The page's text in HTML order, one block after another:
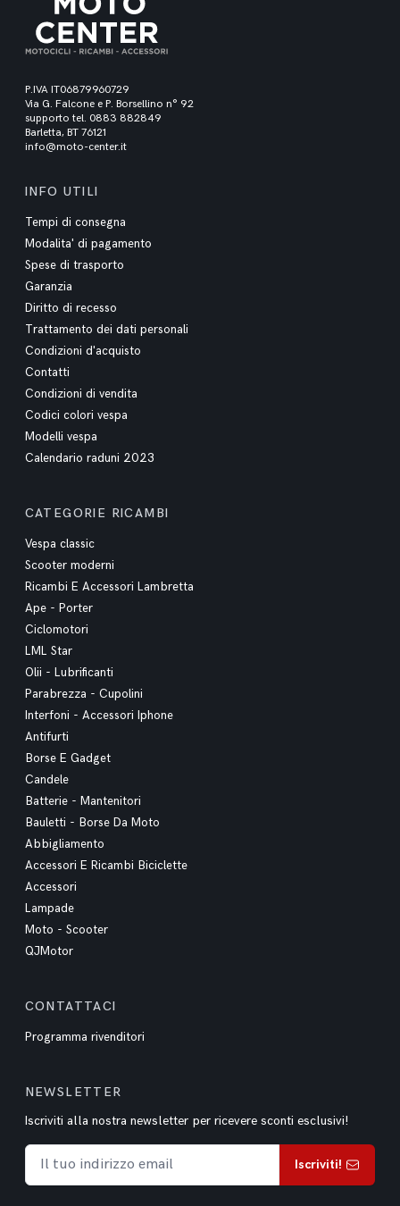
P.IVA IT06879960729
Via G. Falcone e P. Borsellino n° 92
supporto tel. 0883 882849
Barletta, BT 76121
info@moto-center.it
INFO UTILI
Tempi di consegna
Modalita' di pagamento
Spese di trasporto
Garanzia
Diritto di recesso
Trattamento dei dati personali
Condizioni d'acquisto
Contatti
Condizioni di vendita
Codici colori vespa
Modelli vespa
Calendario raduni 2023
CATEGORIE RICAMBI
Vespa classic
Scooter moderni
Ricambi E Accessori Lambretta
Ape - Porter
Ciclomotori
LML Star
Olii - Lubrificanti
Parabrezza - Cupolini
Interfoni - Accessori Iphone
Antifurti
Borse E Gadget
Candele
Batterie - Mantenitori
Bauletti - Borse Da Moto
Abbigliamento
Accessori E Ricambi Biciclette
Accessori
Lampade
Moto - Scooter
QJMotor
CONTATTACI
Programma rivenditori
NEWSLETTER
Iscriviti alla nostra newsletter per ricevere sconti esclusivi!
Iscriviti!